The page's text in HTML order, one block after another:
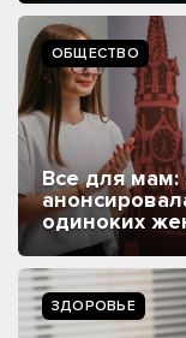
ОБЩЕСТВО
Все для
одиноких
ЗДОРОВЬЕ